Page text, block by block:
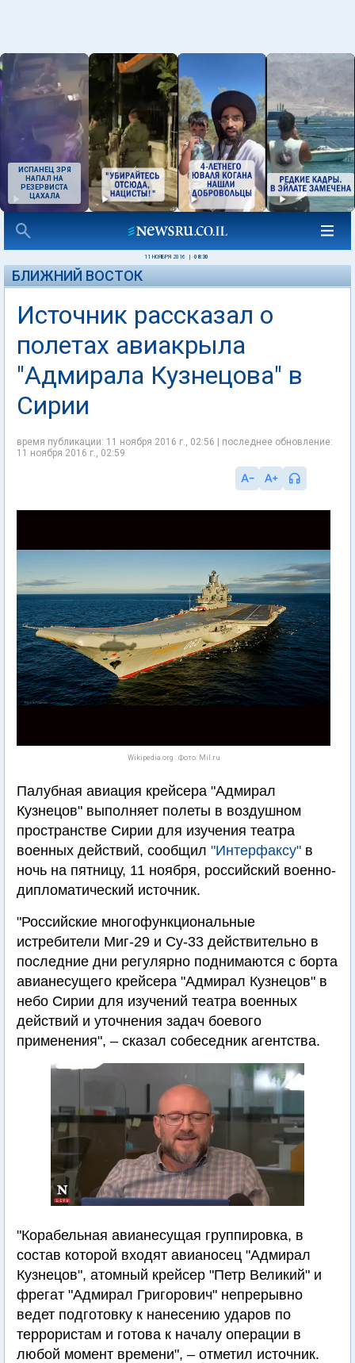
ИСПАНЕЦ ЗРЯ
НАПАЛ НА
РЕЗЕРВИСТА
ЦАХАЛА
11 НОЯБРЯ 2016 08:30
БЛИЖНИЙ ВОСТОК
Источник рассказал о
полетах авиакрыла
"Адмирала Кузнецова" в
Сирии
время публикации: 11 ноября 2016 г., 02:56 | последнее обновление:
11 ноября 2016 г., 02:59
Wikipedia.org . Фото: Mil.ru
Палубная авиация крейсера "Адмирал
Кузнецов" выполняет полеты в воздушном
пространстве Сирии для изучения театра
военных действий, сообщил "Интерфаксу" в
ночь на пятницу, 11 ноября, российский военно-
дипломатический источник.
"Российские многофункциональные
истребители Миг-29 и Су-33 действительно в
последние дни регулярно поднимаются с борта
авианесущего крейсера "Адмирал Кузнецов" в
небо Сирии для изучений театра военных
действий и уточнения задач боевого
применения", – сказал собеседник агентства.
"Корабельная авианесущая группировка, в
состав которой входят авианосец "Адмирал
Кузнецов", атомный крейсер "Петр Великий" и
фрегат "Адмирал Григорович" непрерывно
ведет подготовку к нанесению ударов по
террористам и готова к началу операции в
любой момент времени", – отметил источник.